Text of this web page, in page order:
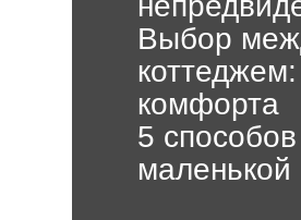
Выбор
комфорта
5
маленькой